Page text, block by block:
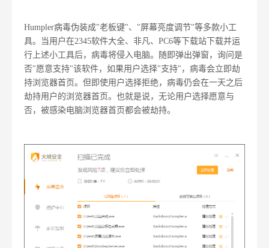
Humpler病毒伪装成"老板键"、"屏幕亮度调节"等多款小工
具。当用户在2345软件大全、非凡、PC6等下载站下载并运
行上述小工具后，病毒将侵入电脑。随即弹出弹窗，询问是
否"愿意支持"该软件，如果用户选择"支持"，病毒会立即劫
持浏览器首页。但即使用户选择拒绝，病毒仍会在一天之后
劫持用户的浏览器首页。也就是说，无论用户选择愿意与
否，被感染电脑浏览器首页都会被劫持。